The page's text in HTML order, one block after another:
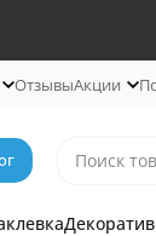
ОтзывыАкции